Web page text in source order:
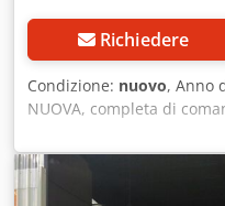
Richiedere
Condizione: nuovo, Anno
NUOVA, completa di
batterie. Tutto ciò che è
è incluso. (senza
Specifiche tecniche
4 cilindri